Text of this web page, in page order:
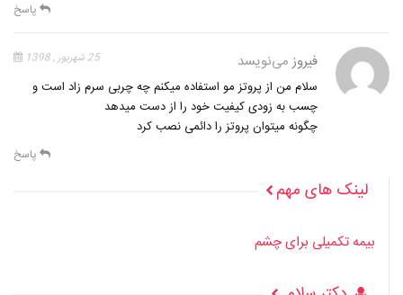
پاسخ
فیروزمی‌نویسد 25 شهریور , 1398
سلام من از پروتز مو استفاده میکنم چه چربی سرم زاد است و
چسب به زودی کیفیت خود را از دست میدهد
چگونه میتوان پروتز را دائمی نصب کرد
پاسخ
لینک های مهم
بیمه تکمیلی برای چشم